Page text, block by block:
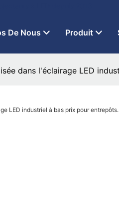
De Nous Produit
dans l'éclairage LED